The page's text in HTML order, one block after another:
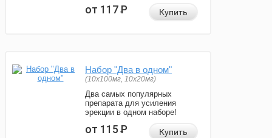
от 117Р Купить
Набор "Два в одном"
(10x100мг, 10x20мг)
Два самых популярных
препарата для усиления
эрекции в одном наборе!
от 115Р Купить